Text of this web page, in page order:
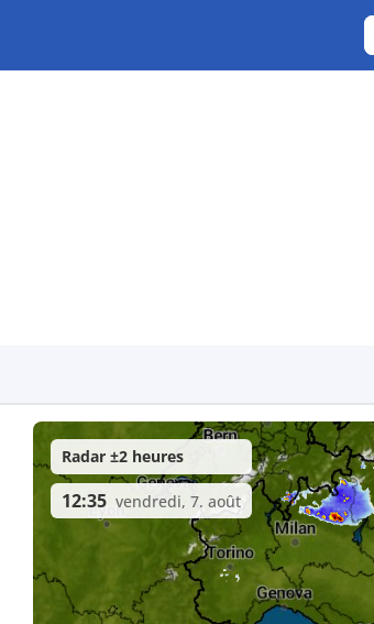
Radar ±2 heures
12:35 vendredi, 7. août